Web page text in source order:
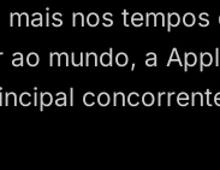
nos
mundo, a